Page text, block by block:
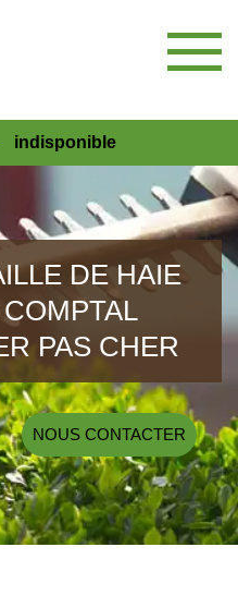
indisponible
DE HAIE
PAS CHER
NOUS CONTACTER